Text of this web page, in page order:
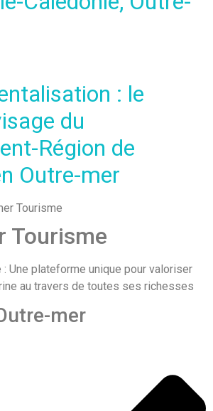
: le
du
Région de
Outre-mer
Tourisme
Une plateforme unique pour valoriser
au travers de toutes ses richesses
mer